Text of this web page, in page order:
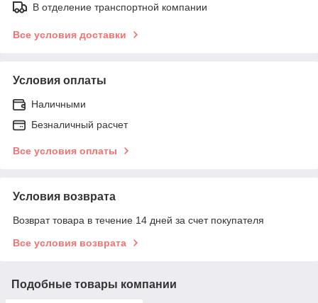
В отделение транспортной компании
Все условия доставки
Условия оплаты
Наличными
Безналичный расчет
Все условия оплаты
Условия возврата
Возврат товара в течение 14 дней за счет покупателя
Все условия возврата
Подобные товары компании